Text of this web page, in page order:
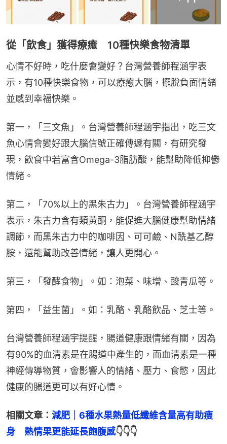
從「飲食」獲得療癒 10種快樂食物清單
心情不好時，吃什麼會變好？台灣營養師程涵宇表
示，有10種快樂食物，可以療癒大腦，擺脫負面情緒
並感到幸福快樂。
第一，「三文魚」。台灣營養師程涵宇指出，吃三文
魚心情會變好跟大腦信號正確傳遞有關，有研究發
現，飲食中若富含Omega-3脂肪酸，能幫助降低抑鬱
情緒。
第二，「70%以上的黑朱古力」。台灣營養師程涵宇
表示，朱古力含有類黃酮，能促進大腦健康幫助情緒
調節，而黑朱古力中的咖啡因、可可鹼、N酰基乙醇
胺，還能幫助改善情緒，讓人更開心。
第三，「發酵食物」。如：泡菜、味增、酸青瓜等。
第四，「益生菌」。如：乳酪、乳酪飲品、芝士等。
台灣營養師程涵宇提醒，腸道健康跟情緒有關，因為
有90%的血清素是在腸道中產生的，而血清素是一種
神經傳導物質，會影響人的情緒、壓力、食慾，因此
健康的腸道更可以有好心情。
相關文章： 減肥｜6種水果熱量低纖維含量高有助瘦
身　熱情果更能延長飽腹感👇👇👇